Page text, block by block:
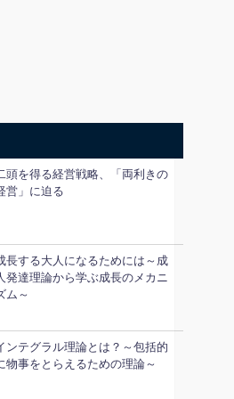
頭を得る経営戦略、「両利きの
営」に迫る
長する大人になるためには～成
発達理論から学ぶ成長のメカニ
ム～
ンテグラル理論とは？～包括的
物事をとらえるための理論～